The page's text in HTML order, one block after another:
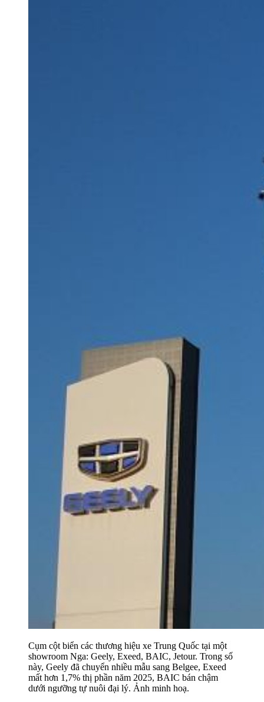
Cụm cột biển các thương hiệu xe Trung Quốc tại một
showroom Nga: Geely, Exeed, BAIC, Jetour. Trong số
này, Geely đã chuyển nhiều mẫu sang Belgee, Exeed
mất hơn 1,7% thị phần năm 2025, BAIC bán chậm
dưới ngưỡng tự nuôi đại lý. Ảnh minh hoạ.